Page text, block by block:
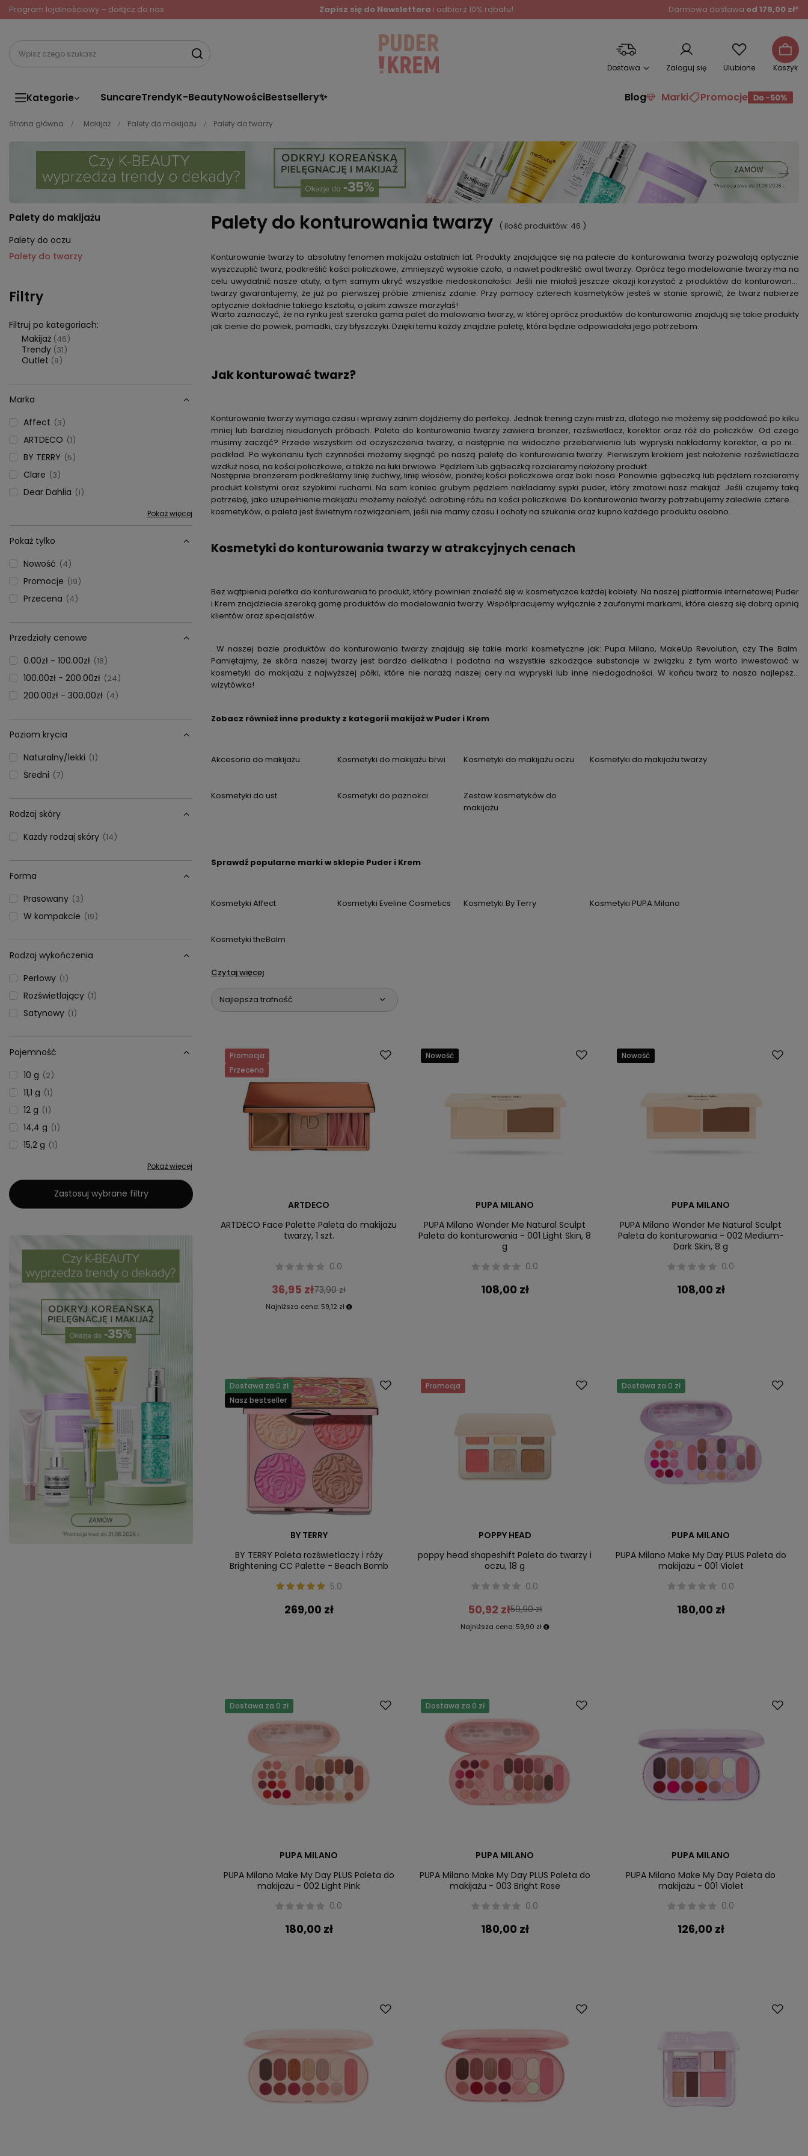
Program lojalnościowy – dołącz do nas Zapisz się do Newslettera i odbierz 10% rabatu! Darmowa dostawa od 179,00 zł*
Dostawa Zaloguj się Ulubione Koszyk
Kategorie SuncareTrendyK-BeautyNowościBestsellery✨ Blog Marki Promocje
Strona główna Makijaż Palety do makijażu Palety do twarzy
Palety do makijażu
Palety do oczu
Palety do twarzy
Filtry
Filtruj po kategoriach:
Makijaż (46)
Trendy (31)
Outlet (9)
Marka
Affect
3
ARTDECO 1
BY TERRY 5
Clare 3
Dear Dahlia 1
Pokaż więcej
Pokaż tylko
Nowość
4
Promocje 19
Przecena 4
Przedziały cenowe
0.00zł - 100.00zł 18
100.00zł - 200.00zł 24
200.00zł - 300.00zł 4
Poziom krycia
Naturalny/lekki
1
Średni 7
Rodzaj skóry
Każdy rodzaj skóry 14
Forma
Prasowany
3
W kompakcie 19
Rodzaj wykończenia
Perłowy 1
Rozświetlający 1
Satynowy 1
Pojemność
10 g
2
11,1 g 1
12 g 1
14,4 g 1
15,2 g 1
Pokaż więcej
Zastosuj wybrane filtry
Palety do konturowania twarzy ( ilość produktów: 46 )
Konturowanie twarzy to absolutny fenomen makijażu ostatnich lat. Produkty znajdujące się na palecie do konturowania twarzy pozwalają optycznie
wyszczuplić twarz, podkreślić kości policzkowe, zmniejszyć wysokie czoło, a nawet podkreślić owal twarzy. Oprócz tego modelowanie twarzy ma na
celu uwydatnić nasze atuty, a tym samym ukryć wszystkie niedoskonałości. Jeśli nie miałaś jeszcze okazji korzystać z produktów do konturowania
twarzy gwarantujemy, że już po pierwszej próbie zmienisz zdanie. Przy pomocy czterech kosmetyków jesteś w stanie sprawić, że twarz nabierze
optycznie dokładnie takiego kształtu, o jakim zawsze marzyłaś!
Warto zaznaczyć, że na rynku jest szeroka gama palet do malowania twarzy, w której oprócz produktów do konturowania znajdują się takie produkty
jak cienie do powiek, pomadki, czy błyszczyki. Dzięki temu każdy znajdzie paletę, która będzie odpowiadała jego potrzebom.
Jak konturować twarz?
Konturowanie twarzy wymaga czasu i wprawy zanim dojdziemy do perfekcji. Jednak trening czyni mistrza, dlatego nie możemy się poddawać po kilku
mniej lub bardziej nieudanych próbach. Paleta do konturowania twarzy zawiera bronzer, rozświetlacz, korektor oraz róż do policzków. Od czego
musimy zacząć? Przede wszystkim od oczyszczenia twarzy, a następnie na widoczne przebarwienia lub wypryski nakładamy korektor, a po nim
podkład. Po wykonaniu tych czynności możemy sięgnąć po naszą paletę do konturowania twarzy. Pierwszym krokiem jest nałożenie rozświetlacza
wzdłuż nosa, na kości policzkowe, a także na łuki brwiowe. Pędzlem lub gąbeczką rozcieramy nałożony produkt.
Następnie bronzerem podkreślamy linię żuchwy, linię włosów, poniżej kości policzkowe oraz boki nosa. Ponownie gąbeczką lub pędzlem rozcieramy
produkt kolistymi oraz szybkimi ruchami. Na sam koniec grubym pędzlem nakładamy sypki puder, który zmatowi nasz makijaż. Jeśli czujemy taką
potrzebę, jako uzupełnienie makijażu możemy nałożyć odrobinę różu na kości policzkowe. Do konturowania twarzy potrzebujemy zaledwie czterech
kosmetyków, a paleta jest świetnym rozwiązaniem, jeśli nie mamy czasu i ochoty na szukanie oraz kupno każdego produktu osobno.
Kosmetyki do konturowania twarzy w atrakcyjnych cenach
Bez wątpienia paletka do konturowania to produkt, który powinien znaleźć się w kosmetyczce każdej kobiety. Na naszej platformie internetowej Puder
i Krem znajdziecie szeroką gamę produktów do modelowania twarzy. Współpracujemy wyłącznie z zaufanymi markami, które cieszą się dobrą opinią
klientów oraz specjalistów.
. W naszej bazie produktów do konturowania twarzy znajdują się takie marki kosmetyczne jak: Pupa Milano, MakeUp Revolution, czy The Balm.
Pamiętajmy, że skóra naszej twarzy jest bardzo delikatna i podatna na wszystkie szkodzące substancje w związku z tym warto inwestować w
kosmetyki do makijażu z najwyższej półki, które nie narażą naszej cery na wypryski lub inne niedogodności. W końcu twarz to nasza najlepsza
wizytówka!
Zobacz również inne produkty z kategorii makijaż w Puder i Krem
Akcesoria do makijażu Kosmetyki do makijażu brwi Kosmetyki do makijażu oczu Kosmetyki do makijażu twarzy
Kosmetyki do ust Kosmetyki do paznokci
Zestaw kosmetyków do
makijażu
Sprawdź popularne marki w sklepie Puder i Krem
Kosmetyki Affect Kosmetyki Eveline Cosmetics Kosmetyki By Terry Kosmetyki PUPA Milano
Kosmetyki theBalm
Czytaj więcej
Najlepsza trafność
Promocja
Przecena
ARTDECO
ARTDECO Face Palette Paleta do makijażu
twarzy, 1 szt.
0.0
36,95 zł73,90 zł
Najniższa cena: 59,12 zł
Nowość
PUPA MILANO
PUPA Milano Wonder Me Natural Sculpt
Paleta do konturowania - 001 Light Skin, 8
g
0.0
108,00 zł
Nowość
PUPA MILANO
PUPA Milano Wonder Me Natural Sculpt
Paleta do konturowania - 002 Medium-
Dark Skin, 8 g
0.0
108,00 zł
Dostawa za 0 zł
Nasz bestseller
BY TERRY
BY TERRY Paleta rozświetlaczy i róży
Brightening CC Palette - Beach Bomb
5.0
269,00 zł
Promocja
POPPY HEAD
poppy head shapeshift Paleta do twarzy i
oczu, 18 g
0.0
50,92 zł59,90 zł
Najniższa cena: 59,90 zł
Dostawa za 0 zł
PUPA MILANO
PUPA Milano Make My Day PLUS Paleta do
makijażu - 001 Violet
0.0
180,00 zł
Dostawa za 0 zł
PUPA MILANO
PUPA Milano Make My Day PLUS Paleta do
makijażu - 002 Light Pink
0.0
180,00 zł
Dostawa za 0 zł
PUPA MILANO
PUPA Milano Make My Day PLUS Paleta do
makijażu - 003 Bright Rose
0.0
180,00 zł
PUPA MILANO
PUPA Milano Make My Day Paleta do
makijażu - 001 Violet
0.0
126,00 zł